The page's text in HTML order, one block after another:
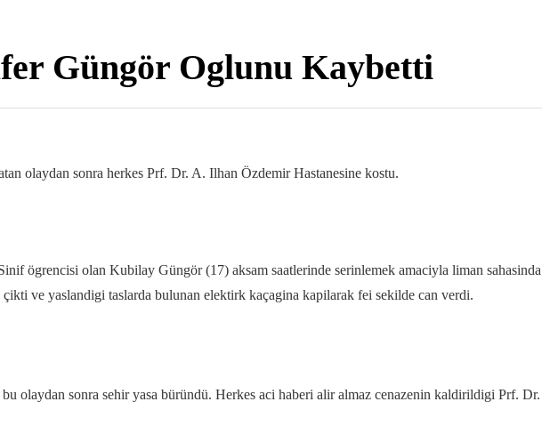
Güngör Oglunu Kaybetti
olaydan sonra herkes Prf. Dr. A. Ilhan Özdemir Hastanesine kostu.
ögrencisi olan Kubilay Güngör (17) aksam saatlerinde serinlemek amaciyla liman
ve yaslandigi taslarda bulunan elektirk kaçagina kapilarak fei sekilde can verdi.
olaydan sonra sehir yasa büründü. Herkes aci haberi alir almaz cenazenin kaldirildigi Prf.